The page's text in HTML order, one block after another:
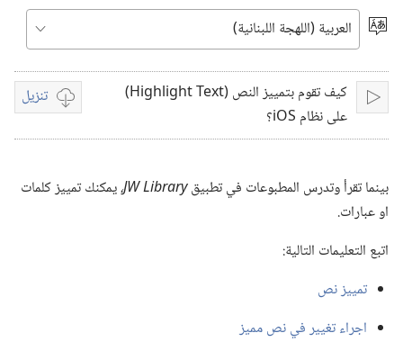
video
اختر
تشغيل
‏‫كيف تقوم بتمييز النص ‏(‏‏‏Highlight Text‏)‏
على نظام ‏‏iOS؟‫‏‏
تنزيلخيارات
تنزيل
بينما تقرأ وتدرس المطبوعات في تطبيقJW Library،‏ يمكنك تمييز كلمات
او عبارات.‏
اتبع التعليمات التالية:‏
تمييز نص
اجراء تغيير في نص مميز